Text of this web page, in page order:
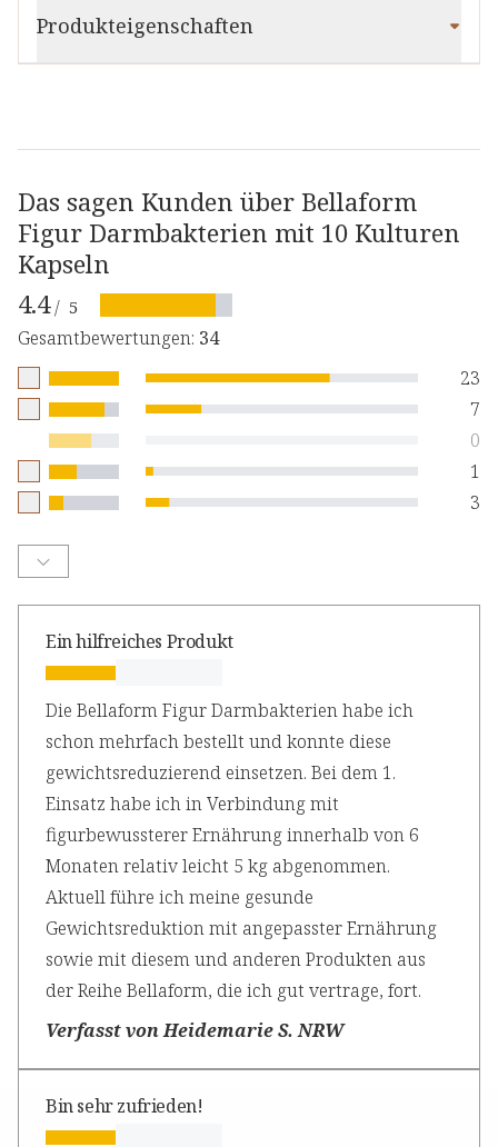
Produkteigenschaften
Das sagen Kunden über Bellaform
Figur Darmbakterien mit 10 Kulturen
Kapseln
4.4/ 5
Gesamtbewertungen: 34
23
7
0
1
3
Ein hilfreiches Produkt
Die Bellaform Figur Darmbakterien habe ich
schon mehrfach bestellt und konnte diese
gewichtsreduzierend einsetzen. Bei dem 1.
Einsatz habe ich in Verbindung mit
figurbewussterer Ernährung innerhalb von 6
Monaten relativ leicht 5 kg abgenommen.
Aktuell führe ich meine gesunde
Gewichtsreduktion mit angepasster Ernährung
sowie mit diesem und anderen Produkten aus
der Reihe Bellaform, die ich gut vertrage, fort.
Verfasst von Heidemarie S. NRW
Bin sehr zufrieden!